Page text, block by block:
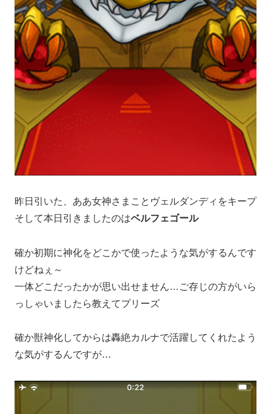
昨日引いた、ああ女神さまことヴェルダンディをキープ
そして本日引きましたのはベルフェゴール
確か初期に神化をどこかで使ったような気がするんです
けどねぇ～
一体どこだったかが思い出せません…ご存じの方がいら
っしゃいましたら教えてプリーズ
確か獣神化してからは轟絶カルナで活躍してくれたよう
な気がするんですが…